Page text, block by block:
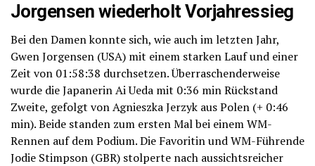
Jorgensen wiederholt Vorjahressieg
Bei den Damen konnte sich, wie auch im letzten Jahr,
Gwen Jorgensen (USA) mit einem starken Lauf und einer
Zeit von 01:58:38 durchsetzen. Überraschenderweise
wurde die Japanerin Ai Ueda mit 0:36 min Rückstand
Zweite, gefolgt von Agnieszka Jerzyk aus Polen (+ 0:46
min). Beide standen zum ersten Mal bei einem WM-
Rennen auf dem Podium. Die Favoritin und WM-Führende
Jodie Stimpson (GBR) stolperte nach aussichtsreicher